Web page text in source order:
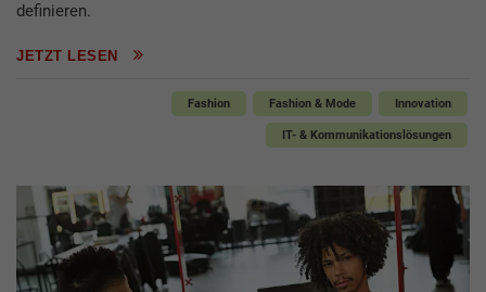
definieren.
JETZT LESEN
Fashion Fashion & Mode Innovation
IT- & Kommunikationslösungen